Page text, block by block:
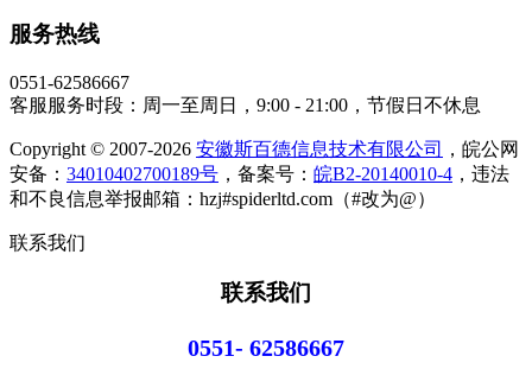
服务热线
0551-62586667
客服服务时段：周一至周日，9:00 - 21:00，节假日不休息
Copyright © 2007-2026 安徽斯百德信息技术有限公司
，皖公网
安备： 34010402700189号 ，备案号： 皖B2-20140010-4 ，违法
和不良信息举报邮箱：hzj#spiderltd.com（#改为@）
联系我们
联系我们
0551- 62586667